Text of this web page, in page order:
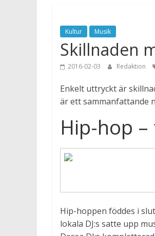
Kultur Musik
Skillnaden
2016-02-03 Redaktion
Enkelt uttryckt är
är ett sammanfattande
Hip-hop
Hip-hoppen föddes i
lokala DJ:s satte upp